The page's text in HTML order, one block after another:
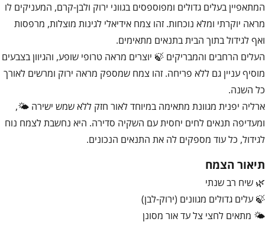
המתאפיין בעלים גדולים ומפוספסים בגווני ירוק ולבן-קרם, המעניקים לו
מראה יוקרתי ומלא נוכחות. זהו צמח אידיאלי לגינות מוצלות, מרפסות
ואף לגידול בתוך הבית בתנאים מתאימים.
העלים הרחבים והמבריקים 🍃 יוצרים מראה טרופי שופע, והגיוון בצבעים
מוסיף עניין גם ללא פריחה. זהו צמח שמספק מראה ירוק ומרשים לאורך
כל השנה.
ארליה יפנית מגוונת מתאימה במיוחד לאור חזק ללא שמש ישירה 🌤️,
ומעדיפה תנאים לחים יחסית עם השקיה סדירה. היא נחשבת לצמח נוח
לגידול, כל עוד מספקים לה את התנאים הנכונים.
תיאור הצמח
🌿 שיח רב שנתי
🍃 עלים גדולים מגוונים (ירוק-לבן)
🌤️ מתאים לחצי צל עד אור מסונן